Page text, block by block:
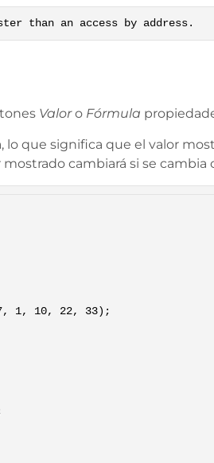
than an access by address.
Valoro Fórmula
lo que significa que el valor
cambiará si se cambia